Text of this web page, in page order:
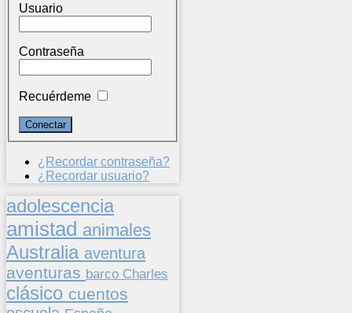
Usuario
Contraseña
Recuérdeme
¿Recordar contraseña?
¿Recordar usuario?
adolescencia
amistad animales
Australia aventura
aventuras barco Charles
clásico cuentos